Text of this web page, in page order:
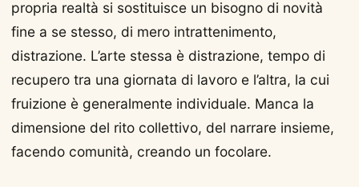
propria realtà si sostituisce un bisogno di novità
fine a se stesso, di mero intrattenimento,
distrazione. L’arte stessa è distrazione, tempo di
recupero tra una giornata di lavoro e l’altra, la cui
fruizione è generalmente individuale. Manca la
dimensione del rito collettivo, del narrare insieme,
facendo comunità, creando un focolare.